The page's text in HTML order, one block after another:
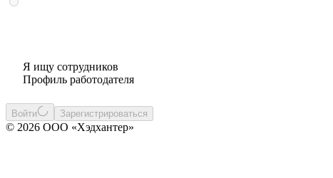
Я ищу сотрудников
Профиль работодателя
Войти Зарегистрироваться
© 2026 ООО «Хэдхантер»